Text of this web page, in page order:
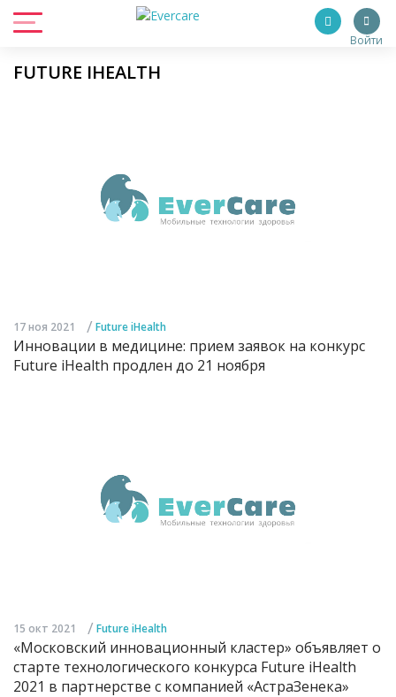
Войти
FUTURE IHEALTH
17 ноя 2021 / Future iHealth
Инновации в медицине: прием заявок на конкурс
Future iHealth продлен до 21 ноября
15 окт 2021 / Future iHealth
«Московский инновационный кластер» объявляет о
старте технологического конкурса Future iHealth
2021 в партнерстве с компанией «АстраЗенека»